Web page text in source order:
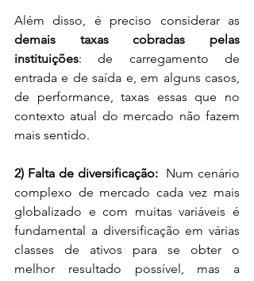
demais taxas cobradas pelas
instituições: de carregamento de
entrada e de saída e, em alguns casos,
de performance, taxas essas que no
contexto atual do mercado não fazem
mais sentido.
2) Falta de diversificação: Num cenário
complexo de mercado cada vez mais
globalizado e com muitas variáveis é
fundamental a diversificação em várias
classes de ativos para se obter o
melhor resultado possível, mas a